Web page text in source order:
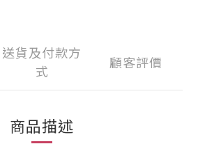
送貨及付款方
式
顧客評價
商品描述